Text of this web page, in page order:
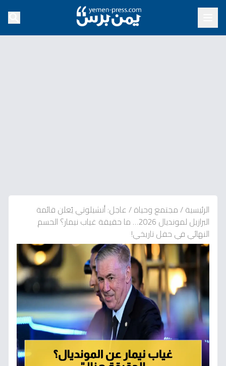
الرئيسية/مجتمع وحياة/عاجل: أنشيلوتي يُعلن قائمة
البرازيل لمونديال 2026… ما حقيقة غياب نيمار؟ الحسم
النهائي في حفل تاريخي!